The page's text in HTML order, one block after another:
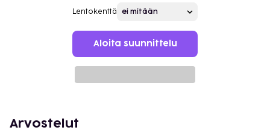
Lentokenttä
Aloita suunnittelu
Arvostelut